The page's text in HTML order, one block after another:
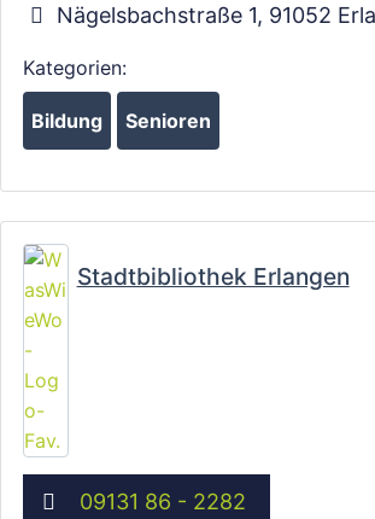
Wird geladen …
Nägelsbachstraße 1, 91052
Kategorien:
Bildung Senioren
Stadtbibliothek Erlangen
09131 86 - 2282